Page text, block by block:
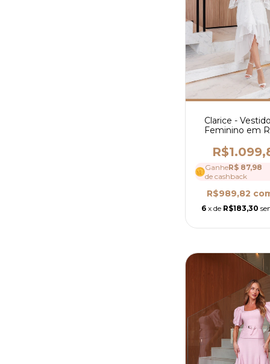
Clarice -
Feminino em
Alta e Manga
Ref 4256
GanheR$ 87,98
de cashback
R$989,82
6 x de R$183,30